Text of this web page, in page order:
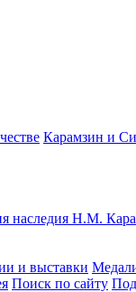
Карамзин и
наследия Н.М.
и выставки
Поиск по сайту